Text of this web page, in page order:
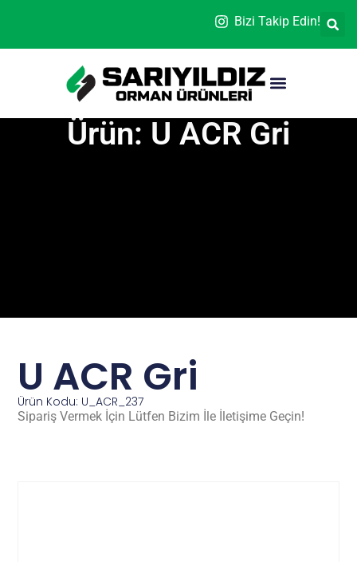
Bizi Takip Edin!
Ürün: U ACR Gri
U ACR Gri
Ürün Kodu: U_ACR_237
Sipariş Vermek İçin Lütfen Bizim İle İletişime Geçin!